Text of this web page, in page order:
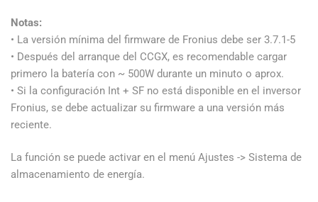
Notas:
• La versión mínima del firmware de Fronius debe ser 3.7.1-5
• Después del arranque del CCGX, es recomendable cargar
primero la batería con ~ 500W durante un minuto o aprox.
• Si la configuración Int + SF no está disponible en el inversor
Fronius, se debe actualizar su firmware a una versión más
reciente.
La función se puede activar en el menú Ajustes -> Sistema de
almacenamiento de energía.